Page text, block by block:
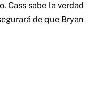
Cass sabe la verdad
de que Bryan